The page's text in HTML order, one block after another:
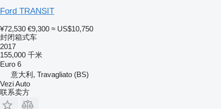
Ford TRANSIT
¥72,530 €9,300 ≈ US$10,750
封闭箱式车
2017
155,000 千米
Euro 6
意大利, Travagliato (BS)
Vezi Auto
联系卖方